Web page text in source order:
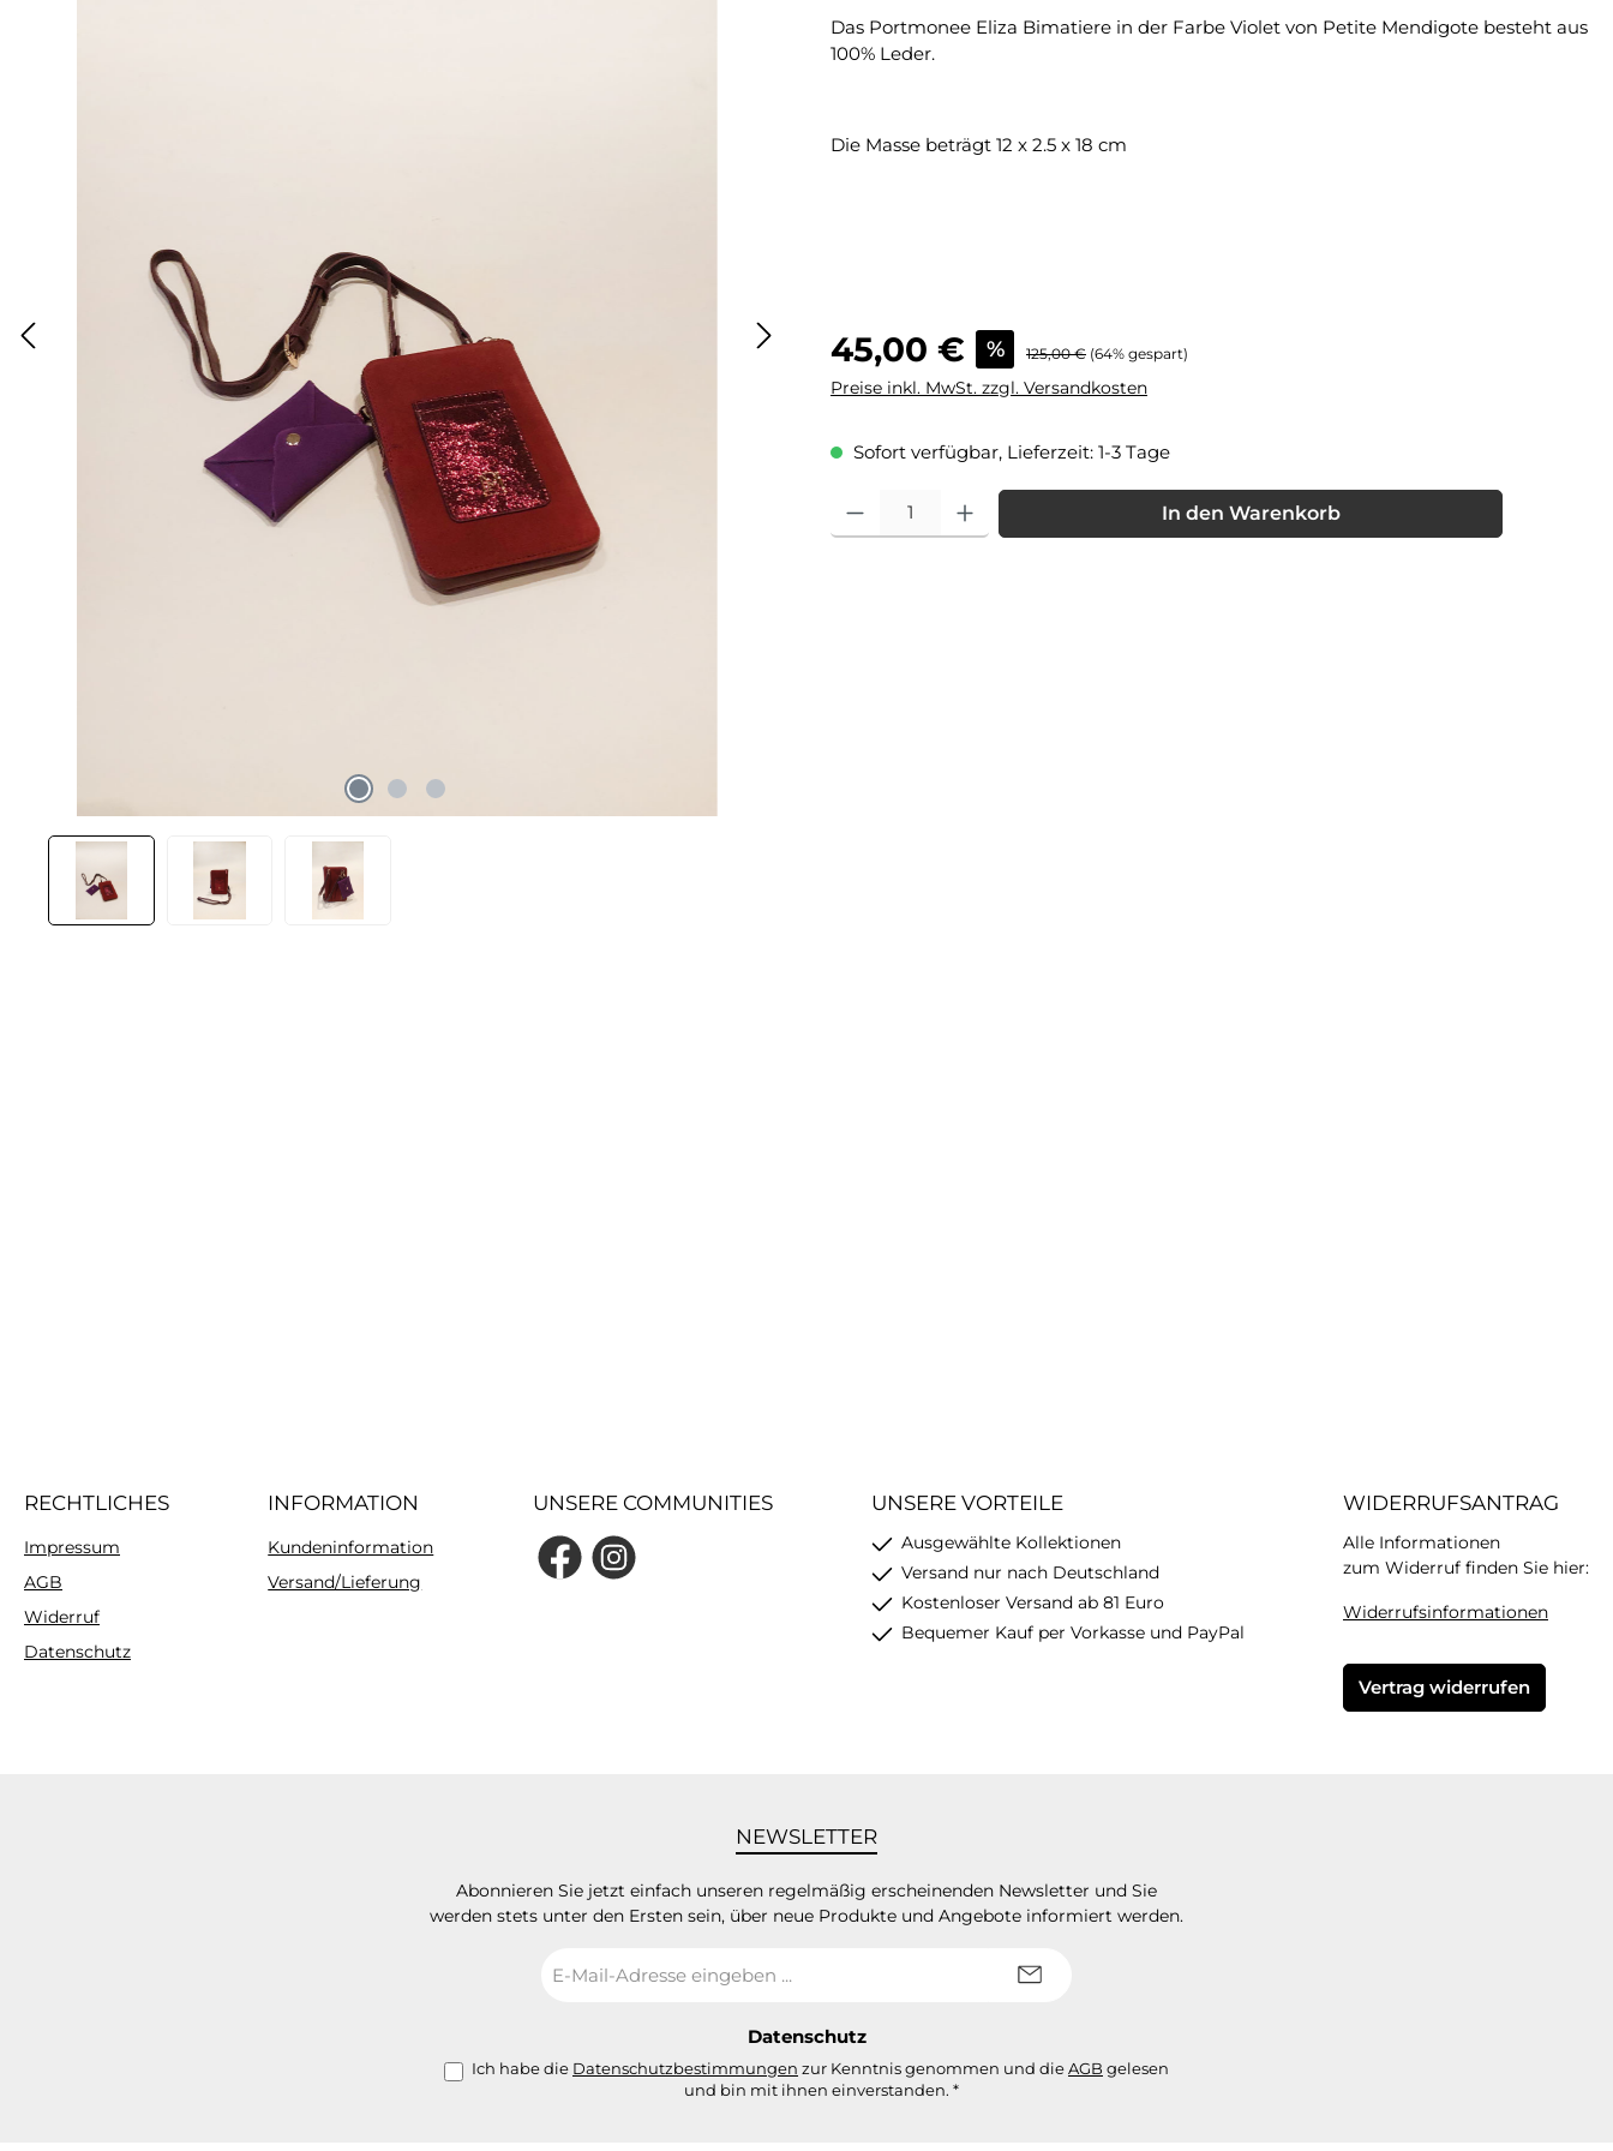
Das Portmonee Eliza Bimatiere in der Farbe Violet von Petite Mendigote besteht aus
100% Leder.
Die Masse beträgt 12 x 2.5 x 18 cm
Verkaufspreis:
45,00 € % Regulärer Preis:
125,00 € (64% gespart)
Preise inkl. MwSt. zzgl. Versandkosten
Sofort verfügbar, Lieferzeit: 1-3 Tage
Produkt Anzahl: Gib den gewünschten Wert ein oder benutze die Schaltflächen um die
In den Warenkorb
RECHTLICHES
Impressum
AGB
Widerruf
Datenschutz
INFORMATION
Kundeninformation
Versand/Lieferung
UNSERE COMMUNITIES
FacebookInstagram
UNSERE VORTEILE
Ausgewählte Kollektionen
Versand nur nach Deutschland
Kostenloser Versand ab 81 Euro
Bequemer Kauf per Vorkasse und PayPal
WIDERRUFSANTRAG
Alle Informationen
zum Widerruf finden Sie hier:
Widerrufsinformationen
Vertrag widerrufen
NEWSLETTER
Abonnieren Sie jetzt einfach unseren regelmäßig erscheinenden Newsletter und Sie
werden stets unter den Ersten sein, über neue Produkte und Angebote informiert werden.
Mail-
Datenschutz
Ich habe die Datenschutzbestimmungen zur Kenntnis genommen und dieAGB gelesen
und bin mit ihnen einverstanden. *